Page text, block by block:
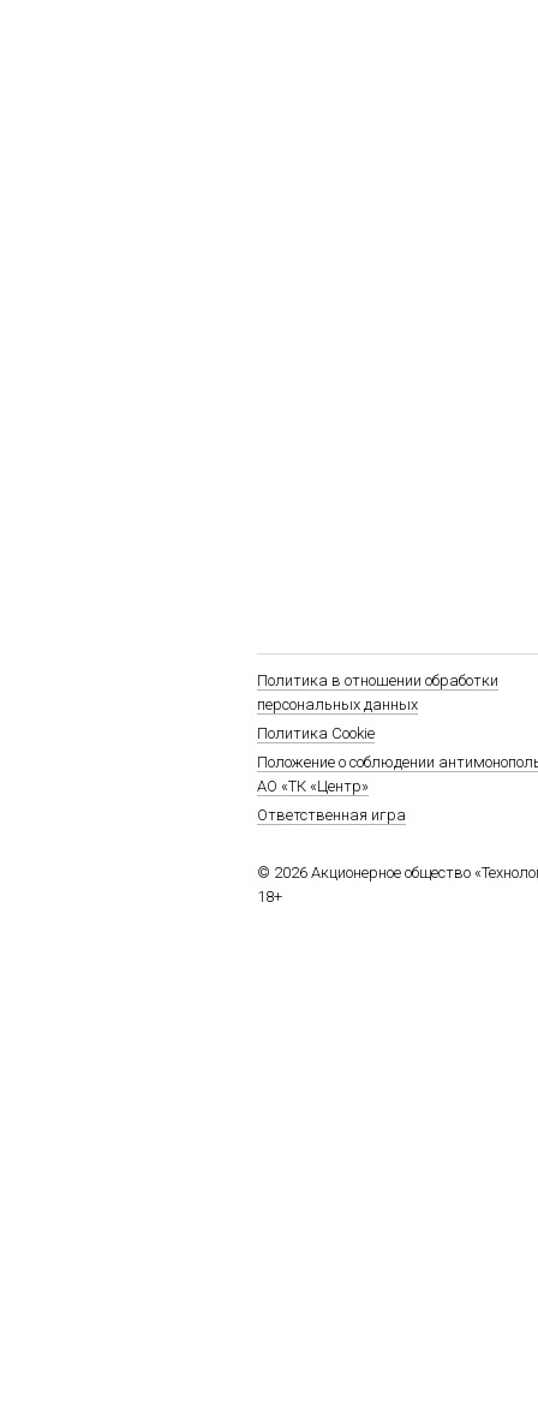
Политика в отношении обработки
персональных данных
Политика Cookie
Положение о соблюдении
АО «ТК «Центр»
Ответственная игра
© 2026 Акционерное общество
18+